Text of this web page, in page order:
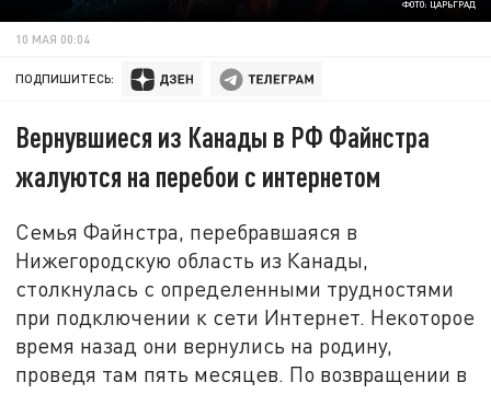
ФОТО: ЦАРЬГРАД
10 МАЯ 00:04
ПОДПИШИТЕСЬ:
Вернувшиеся из Канады в РФ Файнстра
жалуются на перебои с интернетом
Семья Файнстра, перебравшаяся в
Нижегородскую область из Канады,
столкнулась с определенными трудностями
при подключении к сети Интернет. Некоторое
время назад они вернулись на родину,
проведя там пять месяцев. По возвращении в